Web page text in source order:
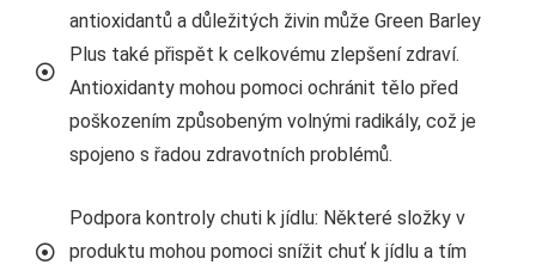
antioxidantů a důležitých živin může Green Barley
Plus také přispět k celkovému zlepšení zdraví.
Antioxidanty mohou pomoci ochránit tělo před
poškozením způsobeným volnými radikály, což je
spojeno s řadou zdravotních problémů.
Podpora kontroly chuti k jídlu: Některé složky v
produktu mohou pomoci snížit chuť k jídlu a tím